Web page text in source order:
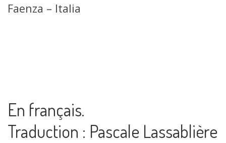
Faenza – Italia
En français.
Traduction : Pascale Lassablière